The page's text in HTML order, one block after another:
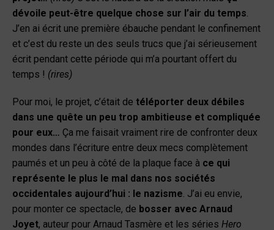
dévoile peut-être quelque chose sur l’air du temps.
J’en ai écrit une première ébauche pendant le confinement
et c’est du reste un des seuls trucs que j’ai sérieusement
écrit pendant cette période qui m’a pourtant offert du
temps ! (rires)
Pour moi, le projet, c’était de téléporter deux débiles
dans une quête un peu trop ambitieuse et compliquée
pour eux… Ça me faisait vraiment rire de confronter deux
mondes dans l’écriture entre deux mecs complètement
paumés et un peu à côté de la plaque face à ce qui
représente le plus le mal dans nos sociétés
occidentales aujourd’hui : le nazisme. J’ai eu envie,
pour monter ce spectacle, de bosser avec Arnaud
Joyet, auteur pour Arnaud Tasmère et les séries Hero